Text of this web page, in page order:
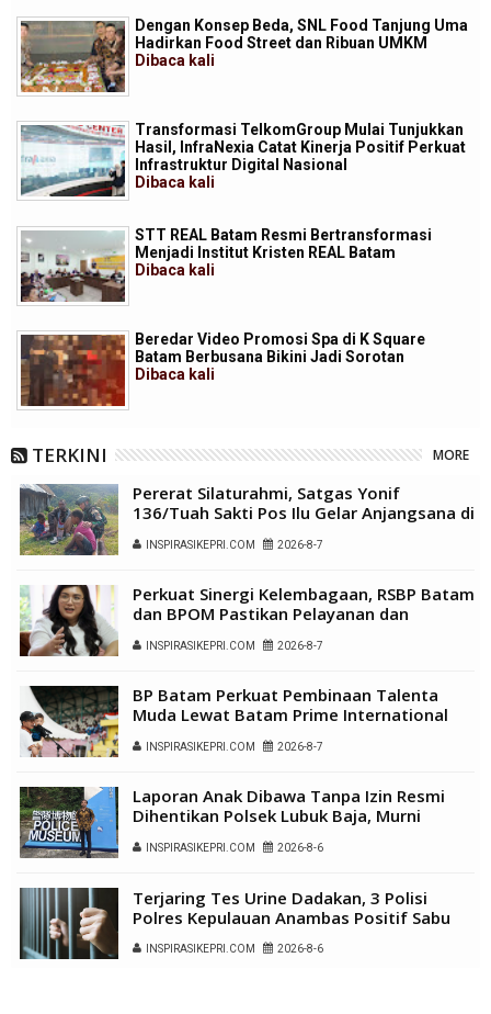
Dengan Konsep Beda, SNL Food Tanjung Uma
Hadirkan Food Street dan Ribuan UMKM
Dibaca kali
Transformasi TelkomGroup Mulai Tunjukkan
Hasil, InfraNexia Catat Kinerja Positif Perkuat
Infrastruktur Digital Nasional
Dibaca kali
STT REAL Batam Resmi Bertransformasi
Menjadi Institut Kristen REAL Batam
Dibaca kali
Beredar Video Promosi Spa di K Square
Batam Berbusana Bikini Jadi Sorotan
Dibaca kali
TERKINI MORE
Pererat Silaturahmi, Satgas Yonif
136/Tuah Sakti Pos Ilu Gelar Anjangsana di
Kampung Alukme
INSPIRASIKEPRI.COM 2026-8-7
Perkuat Sinergi Kelembagaan, RSBP Batam
dan BPOM Pastikan Pelayanan dan
Ketersediaan Obat Aman
INSPIRASIKEPRI.COM 2026-8-7
BP Batam Perkuat Pembinaan Talenta
Muda Lewat Batam Prime International
Grassroot Football Festival 2026
INSPIRASIKEPRI.COM 2026-8-7
Laporan Anak Dibawa Tanpa Izin Resmi
Dihentikan Polsek Lubuk Baja, Murni
Sengketa Hak Asuh
INSPIRASIKEPRI.COM 2026-8-6
Terjaring Tes Urine Dadakan, 3 Polisi
Polres Kepulauan Anambas Positif Sabu
INSPIRASIKEPRI.COM 2026-8-6